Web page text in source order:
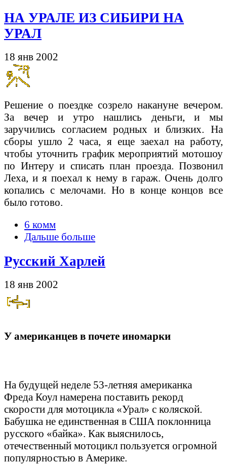
НА УРАЛЕ ИЗ СИБИРИ НА
УРАЛ
18 янв 2002
Решение о поездке созрело накануне вечером.
За вечер и утро нашлись деньги, и мы
заручились согласием родных и близких. На
сборы ушло 2 часа, я еще заехал на работу,
чтобы уточнить график мероприятий мотошоу
по Интеру и списать план проезда. Позвонил
Леха, и я поехал к нему в гараж. Очень долго
копались с мелочами. Но в конце концов все
было готово.
6 комм
Дальше больше
Русский Харлей
18 янв 2002
У американцев в почете иномарки
На будущей неделе 53-летняя американка
Фреда Коул намерена поставить рекорд
скорости для мотоцикла «Урал» с коляской.
Бабушка не единственная в США поклонница
русского «байка». Как выяснилось,
отечественный мотоцикл пользуется огромной
популярностью в Америке.